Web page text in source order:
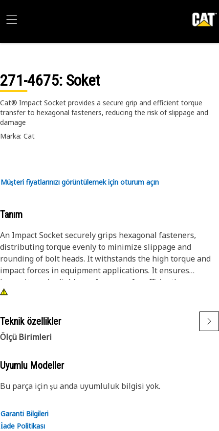
271-4675: Soket
Cat® Impact Socket provides a secure grip and efficient torque
transfer to hexagonal fasteners, reducing the risk of slippage and
damage
Marka: Cat
Müşteri fiyatlarınızı görüntülemek için oturum açın
Tanım
An Impact Socket securely grips hexagonal fasteners,
distributing torque evenly to minimize slippage and
rounding of bolt heads. It withstands the high torque and
impact forces in equipment applications. It ensures
longevity and reliable performance for efficiently
tightening and loosening bolts and nuts in the equipment,
• 3/8" drive for compatibility with different impact tools.
conditions.
slippage and damage to fasteners.
fasteners.
• Black oxide finish offers increased resistance to rust and
Teknik özellikler
Ölçü Birimleri
Uyumlu Modeller
Bu parça için şu anda uyumluluk bilgisi yok.
Garanti Bilgileri
İade Politikası